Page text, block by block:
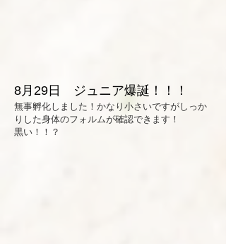
8月29日 ジュニア爆誕！！！
​無事孵化しました！かなり小さいですがしっか
りした身体のフォルムが確認できます！
​黒い！！？